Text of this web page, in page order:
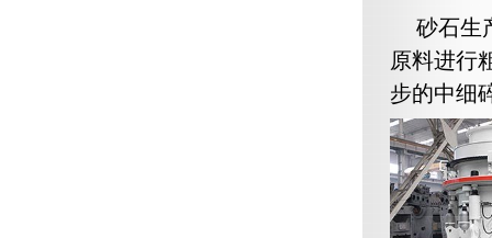
砂石生
原料进行
步的中细